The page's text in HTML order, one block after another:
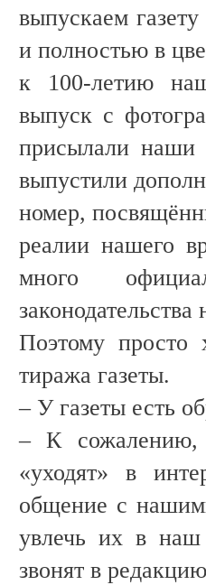
выпускаем
и полностью в
к 100-летию
выпуск с
присылали наши
выпустили
номер,
реалии нашего
много
Поэтому просто
тиража газеты.
– У газеты есть
– К сожалению,
«уходят» в
общение с
увлечь их в наш
звонят в